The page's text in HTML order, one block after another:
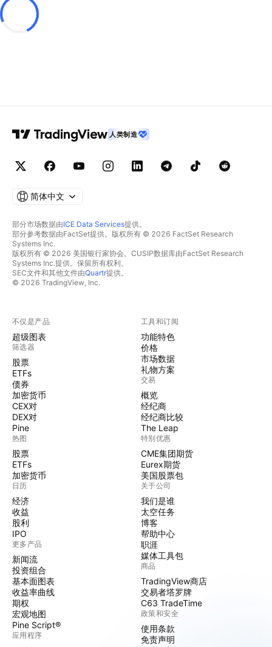
人类制造
简体中文
部分市场数据由ICE Data Services提供。
部分参考数据由FactSet提供。版权所有 © 2026 FactSet Research
Systems Inc.
版权所有 © 2026 美国银行家协会。CUSIP数据库由FactSet Research
Systems Inc.提供。保留所有权利。
SEC文件和其他文件由Quartr提供。
© 2026 TradingView, Inc.
不仅是产品
超级图表
筛选器
股票
ETFs
债券
加密货币
CEX对
DEX对
Pine
热图
股票
ETFs
加密货币
日历
经济
收益
股利
IPO
更多产品
新闻流
投资组合
基本面图表
收益率曲线
期权
宏观地图
Pine Script®
应用程序
工具和订阅
功能特色
价格
市场数据
礼物方案
交易
概览
经纪商
经纪商比较
The Leap
特别优惠
CME集团期货
Eurex期货
美国股票包
关于公司
我们是谁
太空任务
博客
帮助中心
职涯
媒体工具包
商品
TradingView商店
交易者塔罗牌
C63 TradeTime
政策和安全
使用条款
免责声明